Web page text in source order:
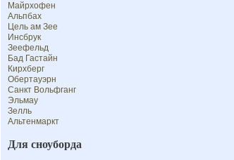
Майрхофен
Альпбах
Цель ам Зее
Инсбрук
Зеефельд
Бад Гастайн
Кирхберг
Обертауэрн
Санкт Вольфганг
Эльмау
Зелль
Альтенмаркт
Для сноуборда